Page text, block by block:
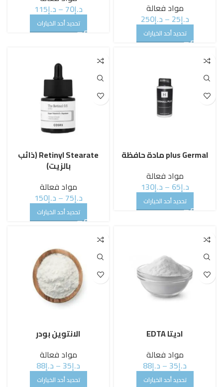
مواد فعالة
د.إ25
– د.إ250
تحديد أحد الخيارات
د.إ70
– د.إ115
تحديد أحد الخيارات
plus Germal مادة حافظة
مواد فعالة
د.إ65
– د.إ130
تحديد أحد الخيارات
Retinyl Stearate (ذائب
بالزيت)
مواد فعالة
د.إ75
– د.إ150
تحديد أحد الخيارات
اديتا EDTA
مواد فعالة
د.إ35
– د.إ88
تحديد أحد الخيارات
الانتوين بودر
مواد فعالة
د.إ35
– د.إ88
تحديد أحد الخيارات